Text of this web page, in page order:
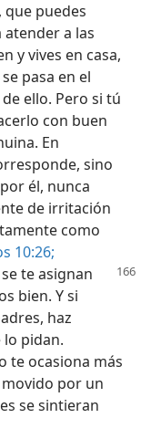
que puedes
a las
y vives en casa,
pasa en el
ello. Pero si tú
con buen
En
sino
él, nunca
de irritación
como
10:26;
te asignan
bien. Y si
haz
lo pidan.
te ocasiona más
por un
se sintieran